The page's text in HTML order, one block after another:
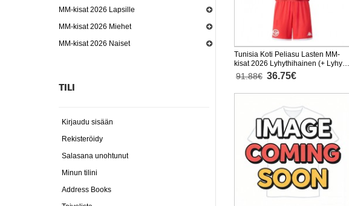
MM-kisat 2026 Lapsille
MM-kisat 2026 Miehet
MM-kisat 2026 Naiset
TILI
Kirjaudu sisään
Rekisteröidy
Salasana unohtunut
Minun tilini
Address Books
Tunisia Koti Peliasu Lasten MM-
kisat 2026 Lyhythihainen (+ Lyhyet
housut)
91.88€ 36.75€